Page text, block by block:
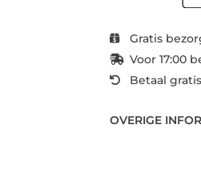
Gratis
Voor 17:00
Betaal
OVERIGE